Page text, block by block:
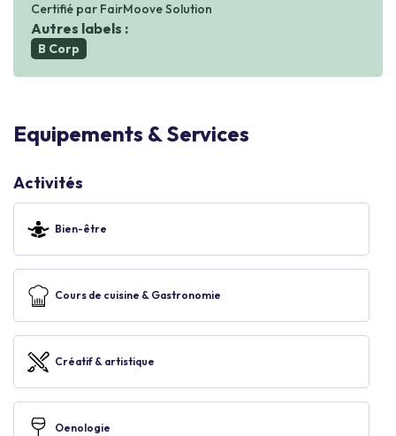
Certifié par FairMoove Solution
Autres labels :
B Corp
Equipements & Services
Activités
Bien-être
Cours de cuisine & Gastronomie
Créatif & artistique
Oenologie